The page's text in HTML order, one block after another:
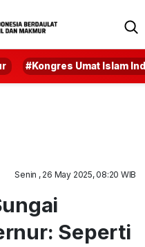
#Kongres Umat Islam
Senin , 26 May 2025, 08:20 WIB
Seperti